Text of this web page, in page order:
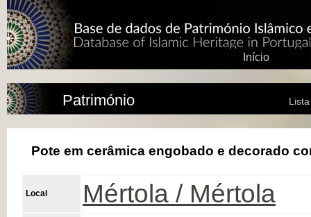
Início
Património
Pote em cerâmica engobado e decorado
Local Mértola / Mértola